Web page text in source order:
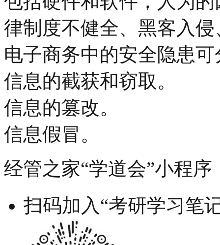
律制度不健全、黑客入
电子商务中的安全隐患
信息的截获和窃取。
信息的篡改。
信息假冒。
经管之家“学道会”小程序
扫码加入“考研学习笔